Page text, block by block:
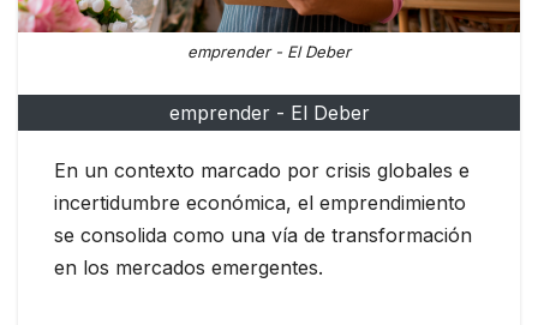
emprender - El Deber
emprender - El Deber
En un contexto marcado por crisis globales e
incertidumbre económica, el emprendimiento
se consolida como una vía de transformación
en los mercados emergentes.